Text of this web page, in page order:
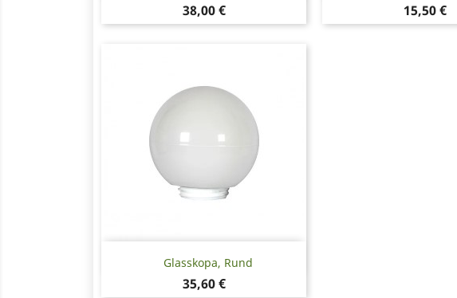
Pris
38,00 € Pris
15,50 €
Glasskopa, Rund
Pris
35,60 €
Snabbvy